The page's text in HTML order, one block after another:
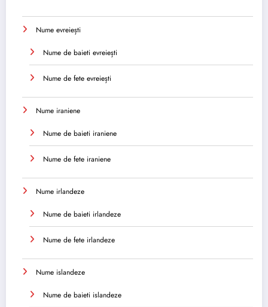
Nume evreiești
Nume de baieti evreiești
Nume de fete evreiești
Nume iraniene
Nume de baieti iraniene
Nume de fete iraniene
Nume irlandeze
Nume de baieti irlandeze
Nume de fete irlandeze
Nume islandeze
Nume de baieti islandeze